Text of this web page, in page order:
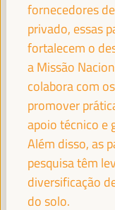
YUSUF
Ministro do
Governo da
PATRICK
Membro do
da Região
Europeia
fornecedores
privado, essas
fortalecem o
a Missão
colabora com
promover
apoio técnico e
Além disso, as
pesquisa têm
diversificação
do solo.